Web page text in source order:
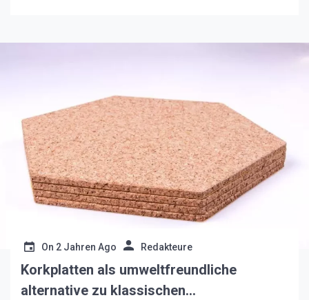
On 2 Jahren Ago Redakteure
Korkplatten als umweltfreundliche
alternative zu klassischen